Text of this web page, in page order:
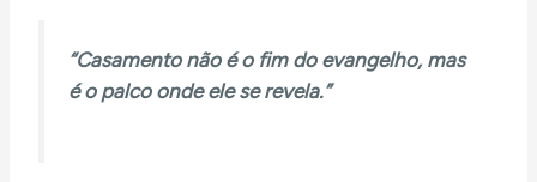
“Casamento não é o fim do evangelho, mas
é o palco onde ele se revela.”